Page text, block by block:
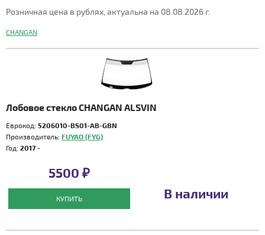
Розничная цена в рублях, актуальна на 08.08.2026 г.
CHANGAN
Лобовое стекло CHANGAN ALSVIN
Еврокод: 5206010-BS01-AB-GBN
Производитель: FUYAO (FYG)
Год: 2017 -
5500 ₽
КУПИТЬ В наличии